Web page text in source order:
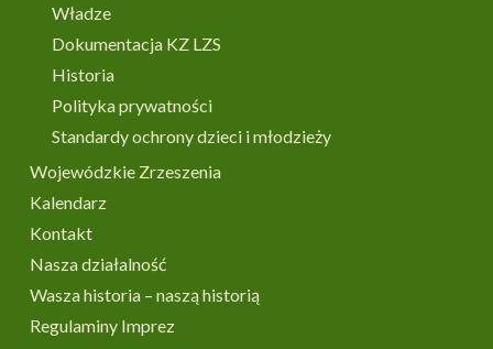
Władze
Dokumentacja KZ LZS
Historia
Polityka prywatności
Standardy ochrony dzieci i młodzieży
Wojewódzkie Zrzeszenia
Kalendarz
Kontakt
Nasza działalność
Wasza historia – naszą historią
Regulaminy Imprez